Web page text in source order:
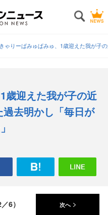
きゃりーぱみゅぱみゅ、1歳迎えた我が子
歳迎えた我が子の近
去明かし「毎日が
6） 次へ